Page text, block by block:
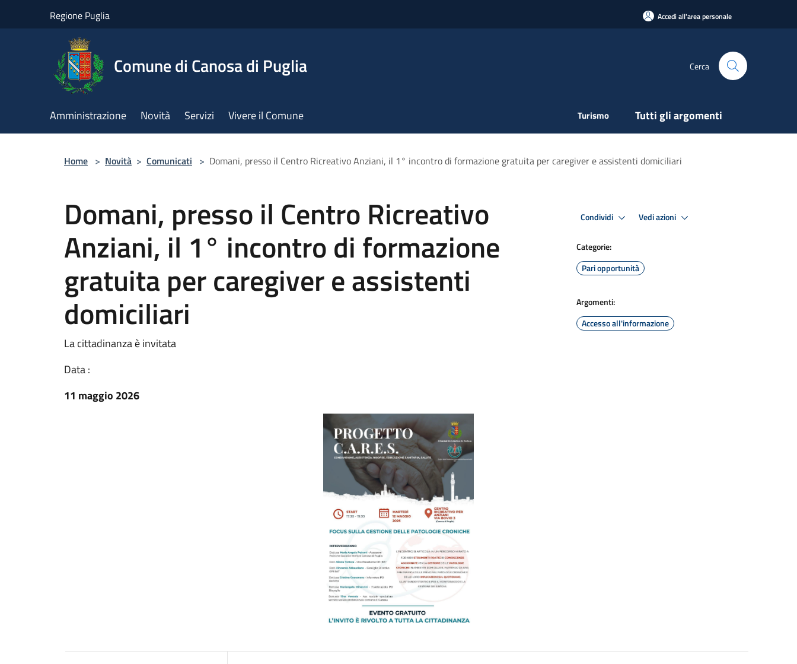
Regione Puglia Accedi all'area personale
Comune di Canosa di Puglia Cerca
Amministrazione Novità Servizi Vivere il Comune Turismo Tutti gli argomenti
Home > Novità > Comunicati > Domani, presso il Centro Ricreativo Anziani, il 1° incontro di formazione gratuita per caregiver e assistenti domiciliari
Domani, presso il Centro Ricreativo
Anziani, il 1° incontro di formazione
gratuita per caregiver e assistenti
domiciliari
La cittadinanza è invitata
Data :
11 maggio 2026
Condividi Vedi azioni
Categorie:
Pari opportunità
Argomenti:
Accesso all'informazione